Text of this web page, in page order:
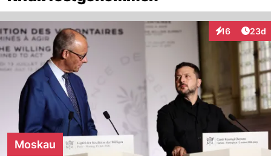
16
Interaktionen
23d
Moskau